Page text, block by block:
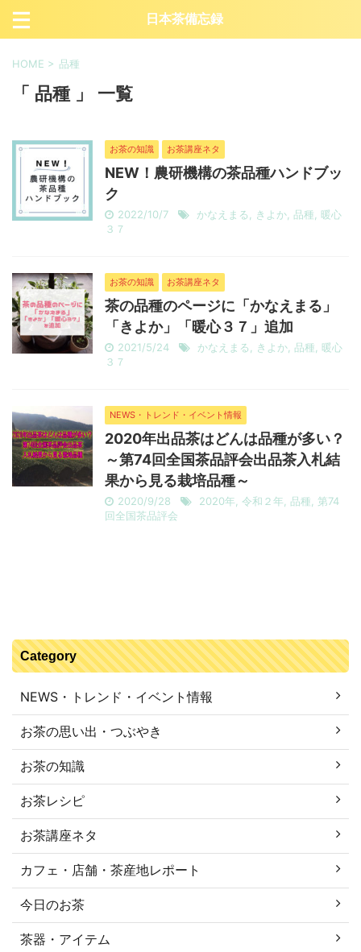
日本茶備忘録
HOME > 品種
「 品種 」 一覧
お茶の知識 お茶講座ネタ
NEW！農研機構の茶品種ハンドブッ
ク
2022/10/7 かなえまる きよか 品種 暖心
３７
お茶の知識 お茶講座ネタ
茶の品種のページに「かなえまる」
「きよか」「暖心３７」追加
2021/5/24 かなえまる きよか 品種 暖心
３７
NEWS・トレンド・イベント情報
2020年出品茶はどんは品種が多い？
～第74回全国茶品評会出品茶入札結
果から見る栽培品種～
2020/9/28 2020年 令和２年 品種
第74
回全国茶品評会
Category
NEWS・トレンド・イベント情報
お茶の思い出・つぶやき
お茶の知識
お茶レシピ
お茶講座ネタ
カフェ・店舗・茶産地レポート
今日のお茶
茶器・アイテム